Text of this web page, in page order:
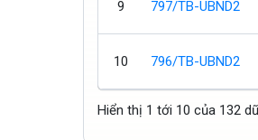
9 797/TB-UBND2
10 796/TB-UBND2
Hiển thị 1 tới 10 của 132